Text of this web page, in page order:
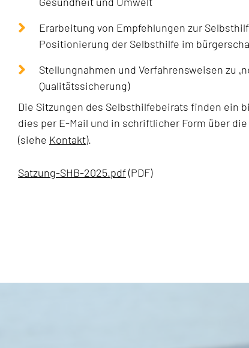
Erarbeitung von Empfehlungen zur
Positionierung der Selbsthilfe im
Stellungnahmen und Verfahrensweisen zu
Qualitätssicherung)
Die Sitzungen des Selbsthilfebeirats finden ein
dies per E-Mail und in schriftlicher Form über
(siehe Kontakt).
Satzung-SHB-2025.pdf(PDF)